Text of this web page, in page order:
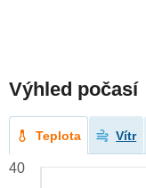
Výhled počasí
Teplota Vítr
40